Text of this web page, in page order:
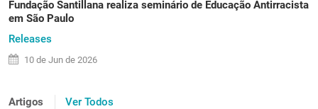
Fundação Santillana realiza seminário de Educação Antirracista
em São Paulo
Releases
10 de Jun de 2026
Artigos Ver Todos